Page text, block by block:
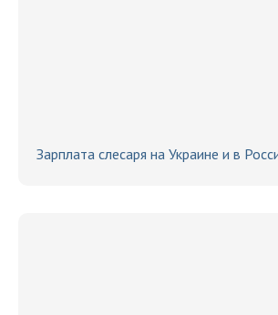
Зарплата слесаря на Украине и в